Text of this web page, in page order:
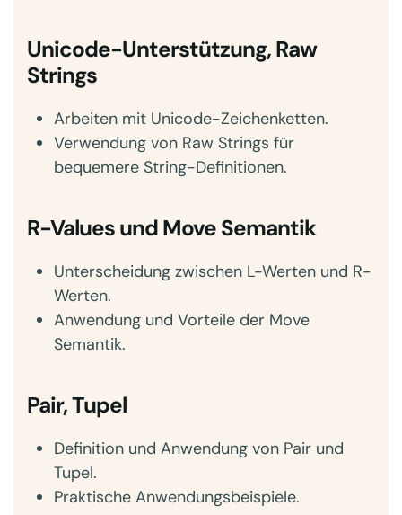
Unicode-Unterstützung, Raw
Strings
Arbeiten mit Unicode-Zeichenketten.
Verwendung von Raw Strings für
bequemere String-Definitionen.
R-Values und Move Semantik
Unterscheidung zwischen L-Werten und R-
Werten.
Anwendung und Vorteile der Move
Semantik.
Pair, Tupel
Definition und Anwendung von Pair und
Tupel.
Praktische Anwendungsbeispiele.